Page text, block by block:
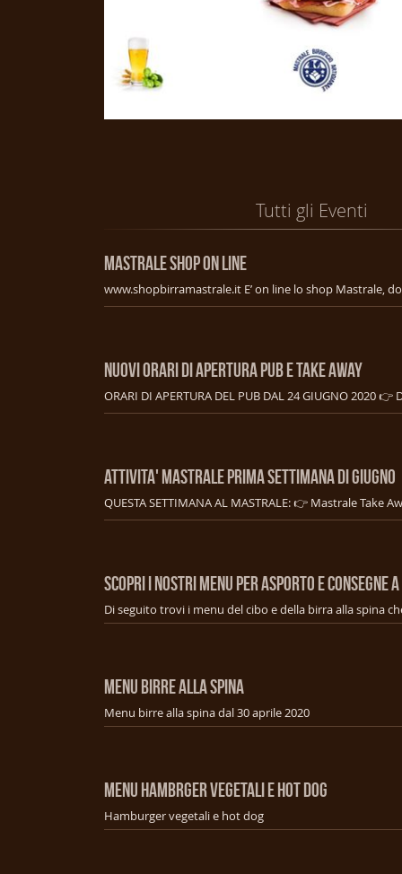
Tutti gli Eventi
MASTRALE SHOP ON LINE
NUOVI ORARI DI APERTURA PUB E TAKE AWAY
ATTIVITA' MASTRALE PRIMA SETTIMANA DI GIUGNO
SCOPRI I NOSTRI MENU PER ASPORTO E CONSEGNE
MENU BIRRE ALLA SPINA
Menu birre alla spina dal 30 aprile 2020
MENU HAMBRGER VEGETALI E HOT DOG
Hamburger vegetali e hot dog